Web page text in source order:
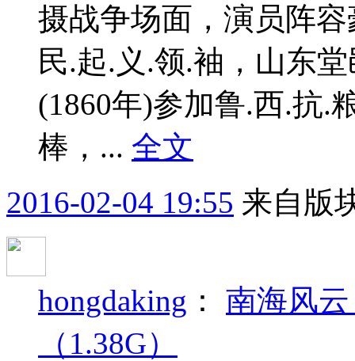
摄战争场面，演员阵
民.起.义.领.袖，山东
(1860年)参加鲁.西.抗.
棒，... 全文
2016-02-04 19:55 来自版
hongdaking ： 南海风
（1.38G）